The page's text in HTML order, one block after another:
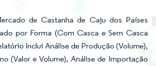
de Castanha de Caju dos Países
por Forma (Com Casca e Sem Casca
Inclui Análise de Produção (Volume),
(Valor e Volume), Análise de Importação